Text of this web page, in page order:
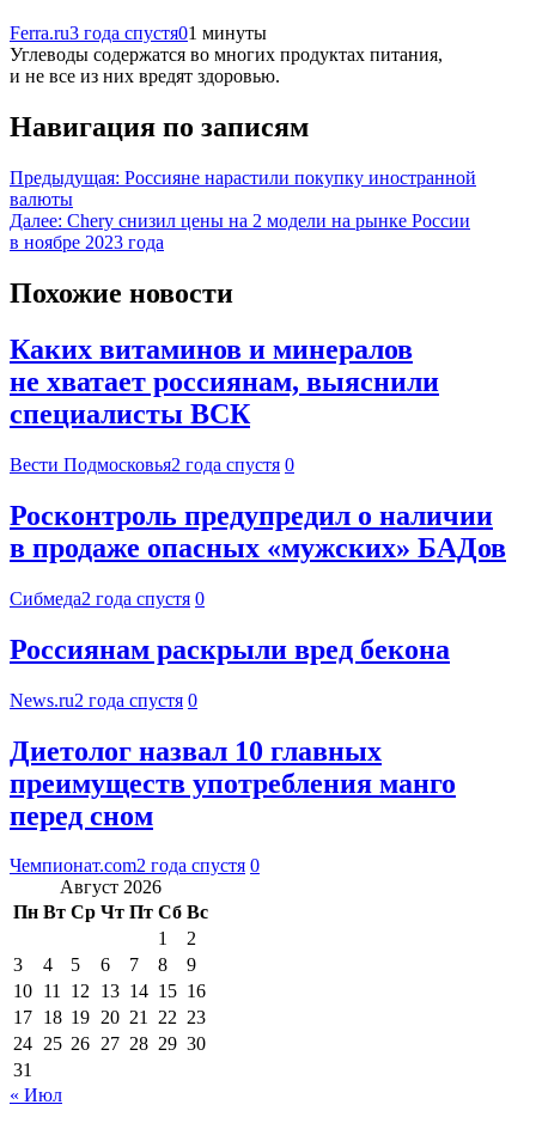
Ferra.ru3 года спустя01 минуты
Углеводы содержатся во многих продуктах питания,
и не все из них вредят здоровью.
Навигация по записям
Предыдущая: Россияне нарастили покупку иностранной
валюты
Далее: Chery снизил цены на 2 модели на рынке России
в ноябре 2023 года
Похожие новости
Каких витаминов и минералов
не хватает россиянам, выяснили
специалисты ВСК
Вести Подмосковья2 года спустя 0
Росконтроль предупредил о наличии
в продаже опасных «мужских» БАДов
Сибмеда2 года спустя 0
Россиянам раскрыли вред бекона
News.ru2 года спустя 0
Диетолог назвал 10 главных
преимуществ употребления манго
перед сном
Чемпионат.com2 года спустя 0
Август 2026
Пн Вт Ср Чт Пт Сб Вс
1
2
3
4 5 6 7 8
9
10 11 12 13 14 15 16
17 18 19 20 21 22 23
24 25 26 27 28 29 30
31
« Июл